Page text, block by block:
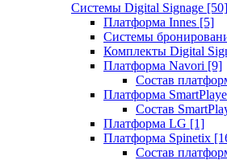
Системы Digital Signage [50]
Платформа Innes [5]
Системы
Комплекты Digital
Платформа Navori [9]
Состав
Платформа
Состав
Платформа LG [1]
Платформа Spinetix
Состав